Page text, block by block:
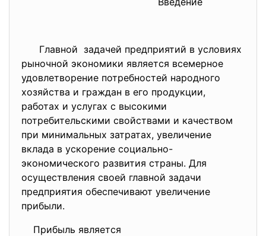
Главной задачей предприятий в условиях
рыночной экономики является всемерное
удовлетворение потребностей народного
хозяйства и граждан в его продукции,
работах и услугах с высокими
потребительскими свойствами и качеством
при минимальных затратах, увеличение
вклада в ускорение социально-
экономического развития страны. Для
осуществления своей главной задачи
предприятия обеспечивают увеличение
прибыли.
Прибыль является